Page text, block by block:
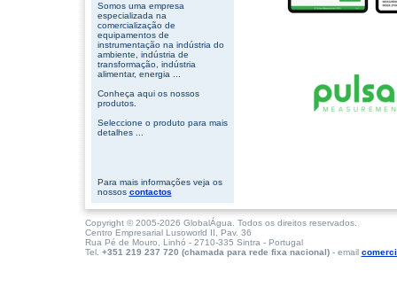
Somos uma empresa
especializada na
comercialização de
equipamentos de
instrumentação na indústria do
ambiente, indústria de
transformação, indústria
alimentar, energia ...
Conheça aqui os nossos
produtos.
Seleccione o produto para mais
detalhes ...
Para mais informações veja os
nossos contactos
Copyright © 2005-2026 GlobalÁgua. Todos os direitos reservados.
Centro Empresarial Lusoworld II, Pav. 36
Rua Pé de Mouro, Linhó - 2710-335 Sintra - Portugal
Tel. +351 219 237 720 (chamada para rede fixa nacional)- email